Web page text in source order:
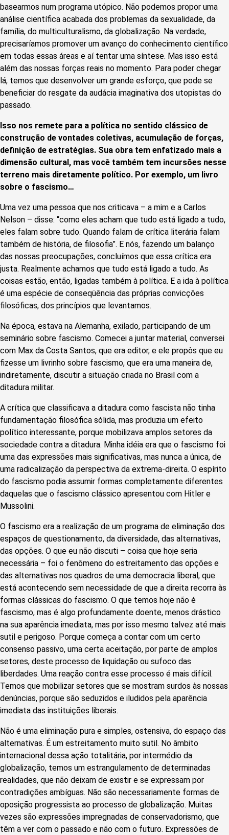
basearmos num programa utópico. Não podemos propor uma
análise científica acabada dos problemas da sexualidade, da
família, do multiculturalismo, da globalização. Na verdade,
precisaríamos promover um avanço do conhecimento científico
em todas essas áreas e aí tentar uma síntese. Mas isso está
além das nossas forças reais no momento. Para poder chegar
lá, temos que desenvolver um grande esforço, que pode se
beneficiar do resgate da audácia imaginativa dos utopistas do
passado.
Isso nos remete para a política no sentido clássico de
construção de vontades coletivas, acumulação de forças,
definição de estratégias. Sua obra tem enfatizado mais a
dimensão cultural, mas você também tem incursões nesse
terreno mais diretamente político. Por exemplo, um livro
sobre o fascismo…
Uma vez uma pessoa que nos criticava – a mim e a Carlos
Nelson – disse: “como eles acham que tudo está ligado a tudo,
eles falam sobre tudo. Quando falam de crítica literária falam
também de história, de filosofia”. E nós, fazendo um balanço
das nossas preocupações, concluímos que essa crítica era
justa. Realmente achamos que tudo está ligado a tudo. As
coisas estão, então, ligadas também à política. E a ida à política
é uma espécie de conseqüência das próprias convicções
filosóficas, dos princípios que levantamos.
Na época, estava na Alemanha, exilado, participando de um
seminário sobre fascismo. Comecei a juntar material, conversei
com Max da Costa Santos, que era editor, e ele propôs que eu
fizesse um livrinho sobre fascismo, que era uma maneira de,
indiretamente, discutir a situação criada no Brasil com a
ditadura militar.
A crítica que classificava a ditadura como fascista não tinha
fundamentação filosófica sólida, mas produzia um efeito
político interessante, porque mobilizava amplos setores da
sociedade contra a ditadura. Minha idéia era que o fascismo foi
uma das expressões mais significativas, mas nunca a única, de
uma radicalização da perspectiva da extrema-direita. O espírito
do fascismo podia assumir formas completamente diferentes
daquelas que o fascismo clássico apresentou com Hitler e
Mussolini.
O fascismo era a realização de um programa de eliminação dos
espaços de questionamento, da diversidade, das alternativas,
das opções. O que eu não discuti – coisa que hoje seria
necessária – foi o fenômeno do estreitamento das opções e
das alternativas nos quadros de uma democracia liberal, que
está acontecendo sem necessidade de que a direita recorra às
formas clássicas do fascismo. O que temos hoje não é
fascismo, mas é algo profundamente doente, menos drástico
na sua aparência imediata, mas por isso mesmo talvez até mais
sutil e perigoso. Porque começa a contar com um certo
consenso passivo, uma certa aceitação, por parte de amplos
setores, deste processo de liquidação ou sufoco das
liberdades. Uma reação contra esse processo é mais difícil.
Temos que mobilizar setores que se mostram surdos às nossas
denúncias, porque são seduzidos e iludidos pela aparência
imediata das instituições liberais.
Não é uma eliminação pura e simples, ostensiva, do espaço das
alternativas. É um estreitamento muito sutil. No âmbito
internacional dessa ação totalitária, por intermédio da
globalização, temos um estrangulamento de determinadas
realidades, que não deixam de existir e se expressam por
contradições ambíguas. Não são necessariamente formas de
oposição progressista ao processo de globalização. Muitas
vezes são expressões impregnadas de conservadorismo, que
têm a ver com o passado e não com o futuro. Expressões de